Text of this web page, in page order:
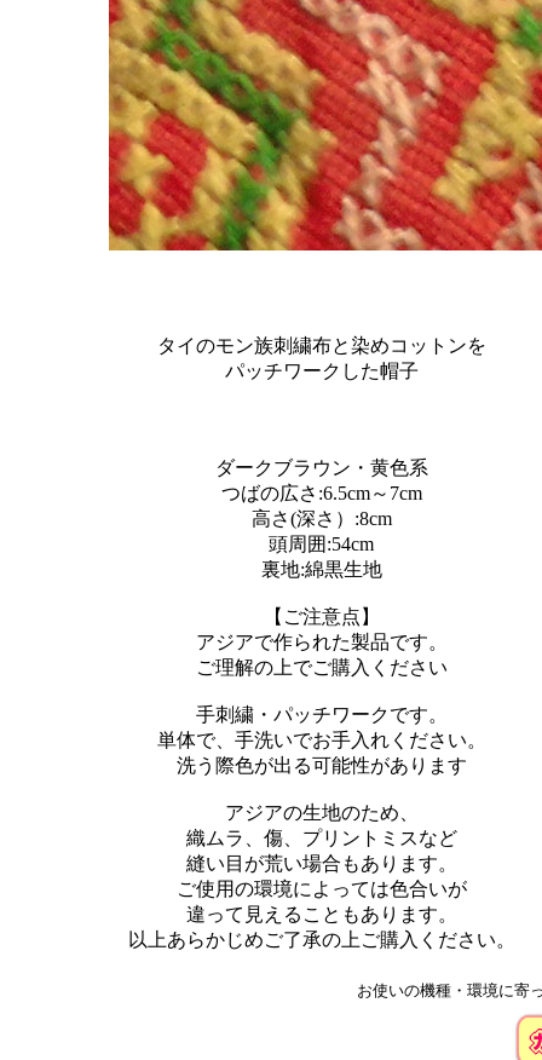
タイのモン族刺繍布と染めコットンを
パッチワークした帽子
ダークブラウン・黄色系
つばの広さ:6.5cm～7cm
高さ(深さ）:8cm
頭周囲:54cm
裏地:綿黒生地
【ご注意点】
アジアで作られた製品です。
ご理解の上でご購入ください
手刺繍・パッチワークです。
単体で、手洗いでお手入れください。
洗う際色が出る可能性があります
アジアの生地のため、
織ムラ、傷、プリントミスなど
縫い目が荒い場合もあります。
ご使用の環境によっては色合いが
違って見えることもあります。
以上あらかじめご了承の上ご購入ください。
お使いの機種・環境に寄